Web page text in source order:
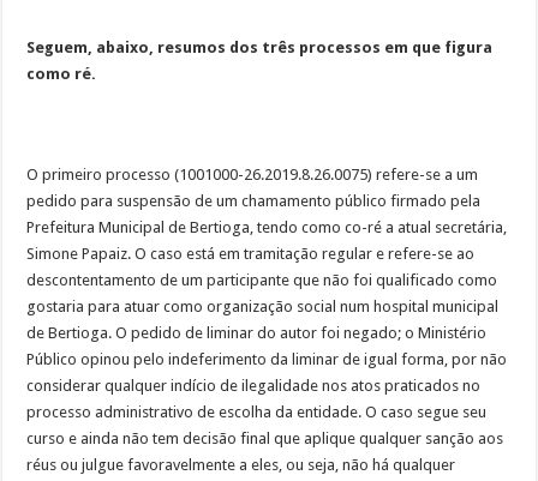
Seguem, abaixo, resumos dos três processos em que figura
como ré.
O primeiro processo (1001000-26.2019.8.26.0075) refere-se a um
pedido para suspensão de um chamamento público firmado pela
Prefeitura Municipal de Bertioga, tendo como co-ré a atual secretária,
Simone Papaiz. O caso está em tramitação regular e refere-se ao
descontentamento de um participante que não foi qualificado como
gostaria para atuar como organização social num hospital municipal
de Bertioga. O pedido de liminar do autor foi negado; o Ministério
Público opinou pelo indeferimento da liminar de igual forma, por não
considerar qualquer indício de ilegalidade nos atos praticados no
processo administrativo de escolha da entidade. O caso segue seu
curso e ainda não tem decisão final que aplique qualquer sanção aos
réus ou julgue favoravelmente a eles, ou seja, não há qualquer